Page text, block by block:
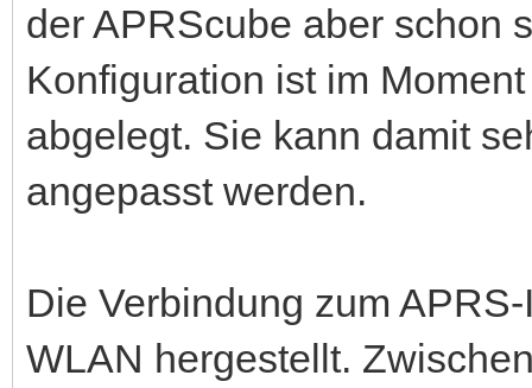
der APRScube aber schon
Konfiguration ist im
abgelegt. Sie kann damit
angepasst werden.
Die Verbindung zum
WLAN hergestellt.